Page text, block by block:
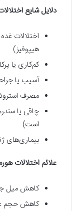
دلایل شایع
اختلالات
هیپوفیز)
کم‌کاری یا
آسیب یا
مصرف
چاقی یا
است)
بیماری‌های
علائم اختلالات
کاهش میل
کاهش حجم